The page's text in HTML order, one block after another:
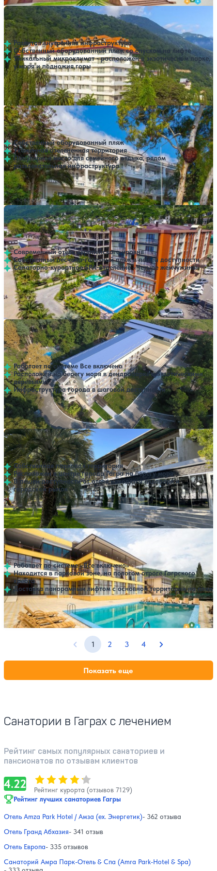
Дом отдыха Колхида
4.174 отзыва
Гагра
Развитая внутренняя инфраструктура
Собственный оборудованный пляж со спуском на лифте
Уникальный микроклимат - расположен в экзотическом парке,
у моря и подножия горы
Расстояние до пляжа: 250 метров.
Нет цен или свободных мест на выбранные даты
Выбрать другой вариант
Дом отдыха Мидель-Гагра
469 отзывов
Гагра
Собственный оборудованный пляж
Ухоженная озелененная территория
Популярное место для семейного отдыха, рядом
развлекательная инфраструктура
Расстояние до пляжа: 50 метров.
Нет цен или свободных мест на выбранные даты
Выбрать другой вариант
Санаторно-курортный комплекс Alex Resort & SPA
(Alex Beach Hotel / Алекс Резорт СПА)
3.9285 отзывов
Гагра
Современный отель европейского уровня
Собственный песчано-галечный пляж в пешей доступности
Санаторно-курортное SPA-отделение «Четыре жемчужины»
Профилей лечения:5 Крытый бассейн
SPA
Расстояние до пляжа: 20 метров.
Нет цен или свободных мест на выбранные даты
Выбрать другой вариант
Отель Велнес Парк отель Гагра (Wellness Park Hotel
Gagra)
3.999 отзывов
Гагра
Работает по системе Все включено
Расположен на берегу моря в дендропарке с экзотическими
деревьями
Инфраструктура города в шаговой доступности
Открытый бассейн SPA Расстояние до пляжа: 70 метров.
Нет цен или свободных мест на выбранные даты
Выбрать другой вариант
Отель Жоэквара
4.655 отзывов
Гагра
Собственная парковая территория
Расположен в центре города Гагра на берегу моря
В пешей доступности от отеля находятся аквапарк и
городской рынок
Открытый бассейн SPA Расстояние до пляжа: 20 метров.
Нет цен или свободных мест на выбранные даты
Выбрать другой вариант
Пансионат Багрипш
4280 отзывов
Гагра
Работает по системе «Все включено»
Находится в парковой зоне, на пологом отроге Гагрского
хребта
Доставка панорамным лифтом с основной территории на пляж
Открытый бассейн Расстояние до пляжа: 150 метров.
Нет цен или свободных мест на выбранные даты
Выбрать другой вариант
Предыдущая страница
1 2 3 4 Следующая
Показать еще
Санатории в Гаграх с лечением
Рейтинг самых популярных санаториев и
пансионатов по отзывам клиентов
4.22 Оценка, количество звезд:
Рейтинг курорта (отзывов 7129)
Рейтинг лучших санаториев Гагры
Отель Amza Park Hotel / Амза (ex. Энергетик)- 362 отзыва
Отель Гранд Абхазия- 341 отзыв
Отель Европа- 335 отзывов
Санаторий Амра Парк-Отель & Спа (Amra Park-Hotel & Spa)